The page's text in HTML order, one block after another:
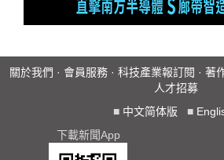
關於我們 · 會員服務 · 科技產業報訂閱 · 著
人才招募
■ 中文简体版 ■
下載新聞App